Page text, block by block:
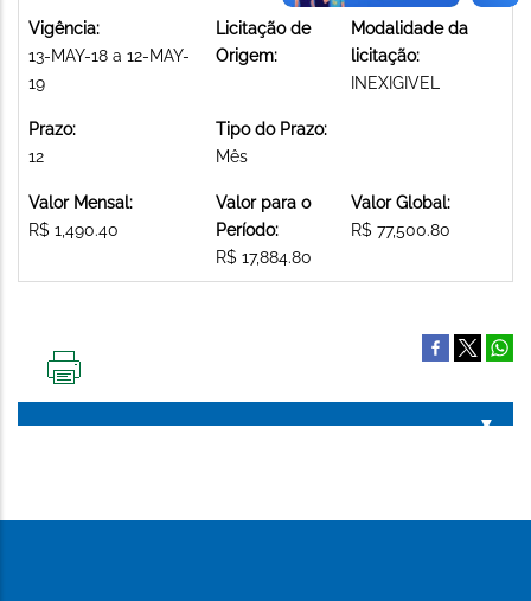
Vigência:
13-MAY-18 a 12-MAY-
19
Licitação de
Origem:
Modalidade da
licitação:
INEXIGIVEL
Prazo:
12
Tipo do Prazo:
Mês
Valor Mensal:
R$ 1,490.40
Valor para o
Período:
R$ 17,884.80
Valor Global:
R$ 77,500.80
PÁGINA